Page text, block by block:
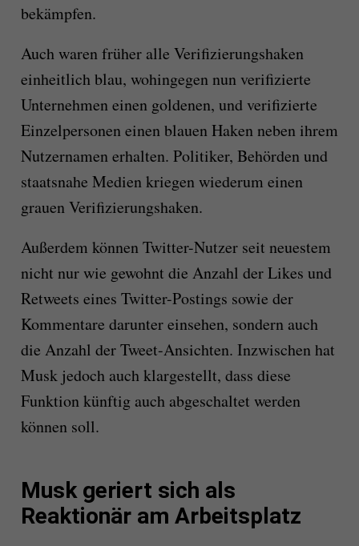
bekämpfen.
Auch waren früher alle Verifizierungshaken
einheitlich blau, wohingegen nun verifizierte
Unternehmen einen goldenen, und verifizierte
Einzelpersonen einen blauen Haken neben ihrem
Nutzernamen erhalten. Politiker, Behörden und
staatsnahe Medien kriegen wiederum einen
grauen Verifizierungshaken.
Außerdem können Twitter-Nutzer seit neuestem
nicht nur wie gewohnt die Anzahl der Likes und
Retweets eines Twitter-Postings sowie der
Kommentare darunter einsehen, sondern auch
die Anzahl der Tweet-Ansichten. Inzwischen hat
Musk jedoch auch klargestellt, dass diese
Funktion künftig auch abgeschaltet werden
können soll.
Musk geriert sich als
Reaktionär am Arbeitsplatz